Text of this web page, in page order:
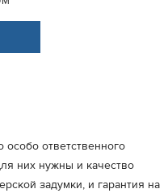
ответственного
них нужны и качество
задумки, и гарантия на